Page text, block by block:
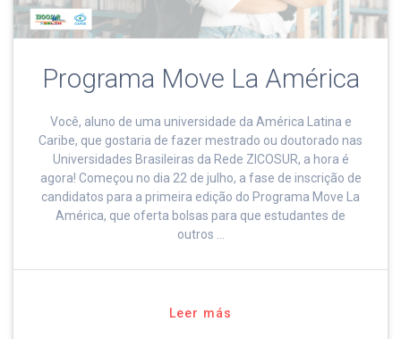
Programa Move La América
Você, aluno de uma universidade da América Latina e
Caribe, que gostaria de fazer mestrado ou doutorado nas
Universidades Brasileiras da Rede ZICOSUR, a hora é
agora! Começou no dia 22 de julho, a fase de inscrição de
candidatos para a primeira edição do Programa Move La
América, que oferta bolsas para que estudantes de
outros …
Leer más